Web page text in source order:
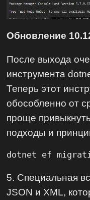
Обновление
После выхода
инструмента
Теперь этот
обособленно от
проще
подходы и
dotnet ef
5. Специальная
JSON и XML,